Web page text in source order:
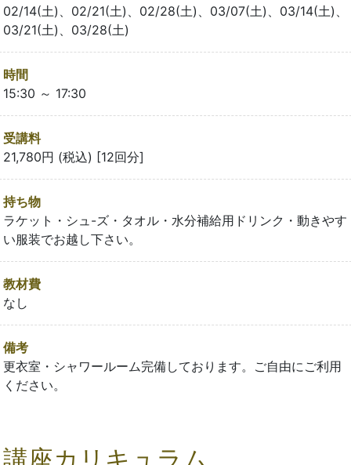
02/14(土)、02/21(土)、02/28(土)、03/07(土)、03/14(土)、
03/21(土)、03/28(土)
時間
15:30 ～ 17:30
受講料
21,780円 (税込) [12回分]
持ち物
ラケット・シュ-ズ・タオル・水分補給用ドリンク・動きやす
い服装でお越し下さい。
教材費
なし
備考
更衣室・シャワールーム完備しております。ご自由にご利用
ください。